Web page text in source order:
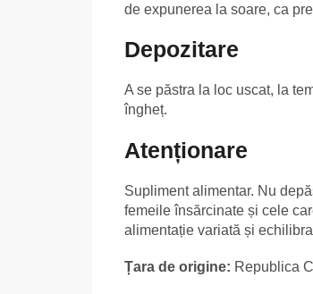
de expunerea la soare, ca
Depozitare
A se păstra la loc uscat, la
îngheț.
Atenționare
Supliment alimentar. Nu
femeile însărcinate și cele
alimentație variată și
Țara de origine: Republica